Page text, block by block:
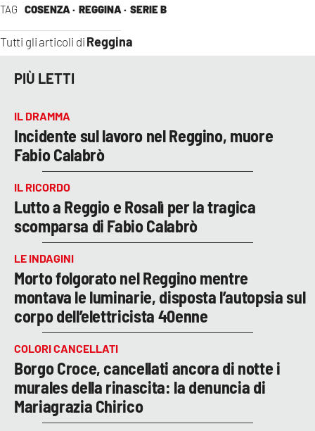
CATANZAROCHANNEL.IT
LACAPITALENEWS.IT
App
APPLE
TAG COSENZA · REGGINA · SERIE B
Tutti gli articoli di Reggina
PIÙ LETTI
IL DRAMMA
Incidente sul lavoro nel Reggino, muore
Fabio Calabrò
IL RICORDO
Lutto a Reggio e Rosalì per la tragica
scomparsa di Fabio Calabrò
LE INDAGINI
Morto folgorato nel Reggino mentre
montava le luminarie, disposta l’autopsia sul
corpo dell’elettricista 40enne
COLORI CANCELLATI
Borgo Croce, cancellati ancora di notte i
murales della rinascita: la denuncia di
Mariagrazia Chirico